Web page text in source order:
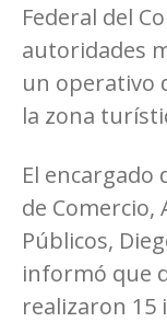
Federal del
autoridades
un operativo
la zona
El encargado
de Comercio,
Públicos,
informó que
realizaron 15